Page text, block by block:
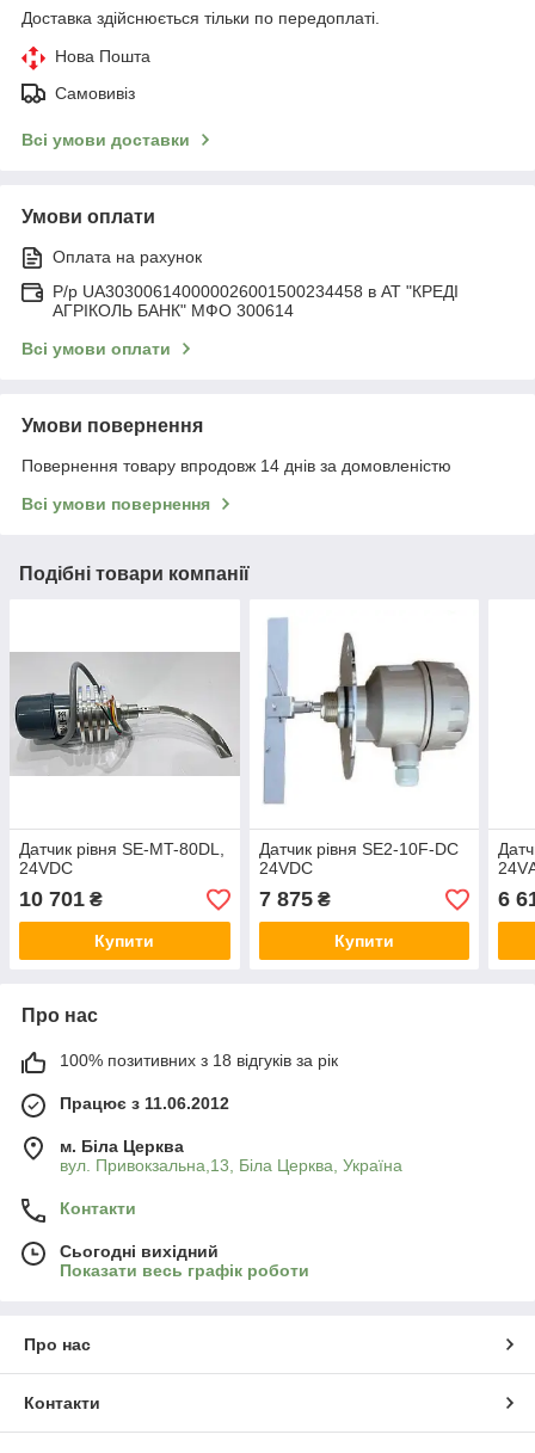
Доставка здійснюється тільки по передоплаті.
Нова Пошта
Самовивіз
Всі умови доставки
Умови оплати
Оплата на рахунок
Р/р UA303006140000026001500234458 в АТ "КРЕДІ
АГРІКОЛЬ БАНК" МФО 300614
Всі умови оплати
Умови повернення
Повернення товару впродовж 14 днів за домовленістю
Всі умови повернення
Подібні товари компанії
Датчик рівня SE-MT-80DL,
24VDC
10 701 ₴
Купити
Датчик рівня SE2-10F-DС
24VDC
7 875₴
Купити
6
Про нас
100% позитивних з 18 відгуків за рік
Працює з 11.06.2012
м. Біла Церква
вул. Привокзальна,13, Біла Церква, Україна
Контакти
Сьогодні вихідний
Показати весь графік роботи
Про нас
Контакти